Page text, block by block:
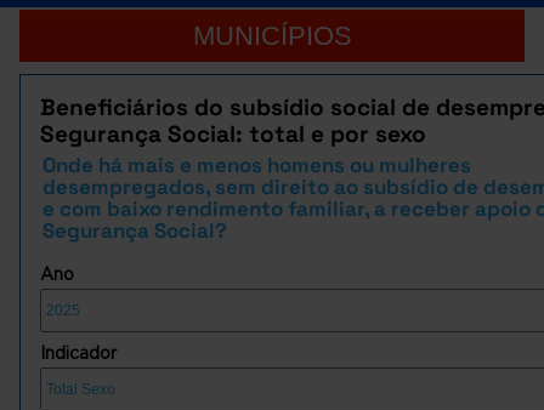
MUNICÍPIOS
Beneficiários do subsídio social de
Segurança Social: total e por sexo
Onde há mais e menos homens ou mulheres
desempregados, sem direito ao subsídio de
e com baixo rendimento familiar, a receber apoio
Segurança Social?
Ano
Indicador